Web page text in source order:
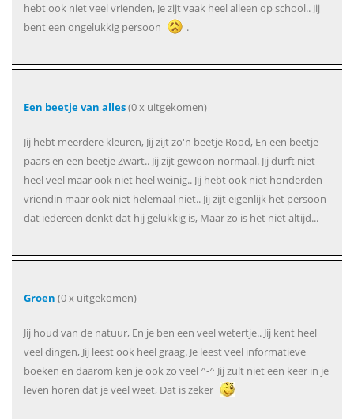
hebt ook niet veel vrienden, Je zijt vaak heel alleen op school.. Jij
bent een ongelukkig persoon
.
Een beetje van alles(0 x uitgekomen)
Jij hebt meerdere kleuren, Jij zijt zo'n beetje Rood, En een beetje
paars en een beetje Zwart.. Jij zijt gewoon normaal. Jij durft niet
heel veel maar ook niet heel weinig.. Jij hebt ook niet honderden
vriendin maar ook niet helemaal niet.. Jij zijt eigenlijk het persoon
dat iedereen denkt dat hij gelukkig is, Maar zo is het niet altijd...
Groen (0 x uitgekomen)
Jij houd van de natuur, En je ben een veel wetertje.. Jij kent heel
veel dingen, Jij leest ook heel graag. Je leest veel informatieve
boeken en daarom ken je ook zo veel ^-^ Jij zult niet een keer in je
leven horen dat je veel weet, Dat is zeker